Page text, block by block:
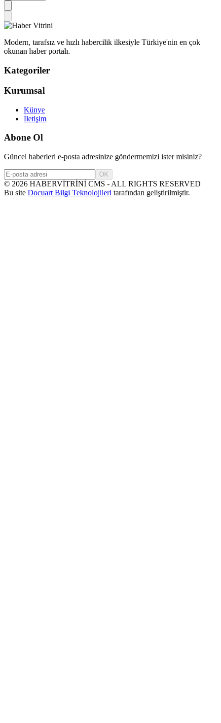
Modern, tarafsız ve hızlı habercilik ilkesiyle Türkiye'nin en çok
okunan haber portalı.
Kategoriler
Kurumsal
Künye
İletişim
Abone Ol
Güncel haberleri e-posta adresinize göndermemizi ister misiniz?
OK
© 2026 HABERVİTRİNİ CMS - ALL RIGHTS RESERVED
Bu site Docuart Bilgi Teknolojileri tarafından geliştirilmiştir.